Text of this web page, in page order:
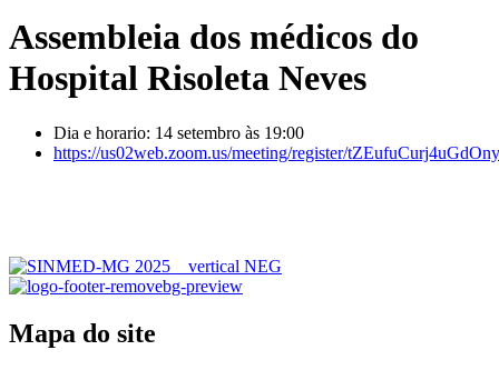
Assembleia dos médicos do
Hospital Risoleta Neves
Dia e horario: 14 setembro às 19:00
https://us02web.zoom.us/meeting/register/
Mapa do site